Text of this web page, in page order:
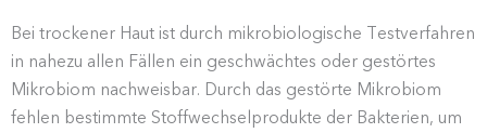
Bei trockener Haut ist durch mikro­bio­lo­gische Testver­fahren
in nahezu allen Fällen ein geschwächtes oder gestörtes
Mikrobiom nachweisbar. Durch das gestörte Mikrobiom
fehlen bestimmte Stoff­wech­sel­pro­dukte der Bakterien, um